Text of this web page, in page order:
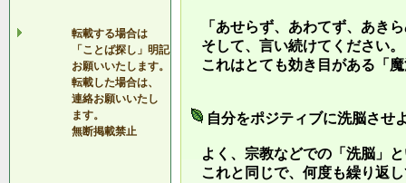
転載する場合は
「ことば探し」明記
お願いいたします。
転載した場合は、
連絡お願いいたし
ます。
無断掲載禁止
「あせらず、あわてず、あき
そして、言い続けてください。
これはとても効き目がある「
自分をポジティブに洗脳させ
よく、宗教などでの「洗脳」
これと同じで、何度も繰り返